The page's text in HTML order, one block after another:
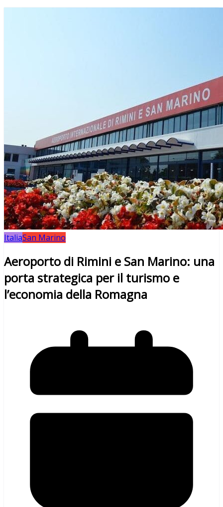
ItaliaSan Marino
Aeroporto di Rimini e San Marino: una
porta strategica per il turismo e
l’economia della Romagna